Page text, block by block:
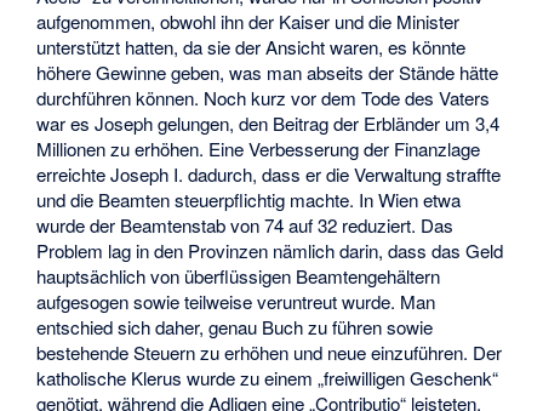
aufgenommen, obwohl ihn der Kaiser und die Minister
unterstützt hatten, da sie der Ansicht waren, es könnte
höhere Gewinne geben, was man abseits der Stände hätte
durchführen können. Noch kurz vor dem Tode des Vaters
war es Joseph gelungen, den Beitrag der Erbländer um 3,4
Millionen zu erhöhen. Eine Verbesserung der Finanzlage
erreichte Joseph I. dadurch, dass er die Verwaltung straffte
und die Beamten steuerpflichtig machte. In Wien etwa
wurde der Beamtenstab von 74 auf 32 reduziert. Das
Problem lag in den Provinzen nämlich darin, dass das Geld
hauptsächlich von überflüssigen Beamtengehältern
aufgesogen sowie teilweise veruntreut wurde. Man
entschied sich daher, genau Buch zu führen sowie
bestehende Steuern zu erhöhen und neue einzuführen. Der
katholische Klerus wurde zu einem „freiwilligen Geschenk“
genötigt, während die Adligen eine „Contributio“ leisteten.